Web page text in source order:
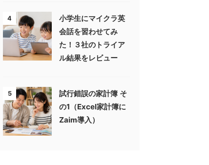
4
小学生にマイクラ英
会話を習わせてみ
た！３社のトライア
ル結果をレビュー
5
試行錯誤の家計簿 そ
の1（Excel家計簿に
Zaim導入）